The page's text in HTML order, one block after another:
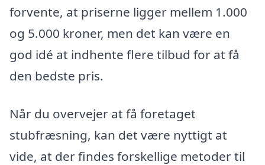
forvente, at priserne ligger mellem 1.000
og 5.000 kroner, men det kan være en
god idé at indhente flere tilbud for at få
den bedste pris.
Når du overvejer at få foretaget
stubfræsning, kan det være nyttigt at
vide, at der findes forskellige metoder til